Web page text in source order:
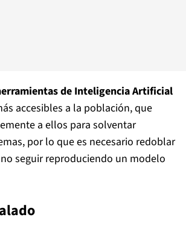
de Inteligencia Artificial
accesibles a la población, que
a ellos para solventar
por lo que es necesario redoblar
seguir reproduciendo un modelo